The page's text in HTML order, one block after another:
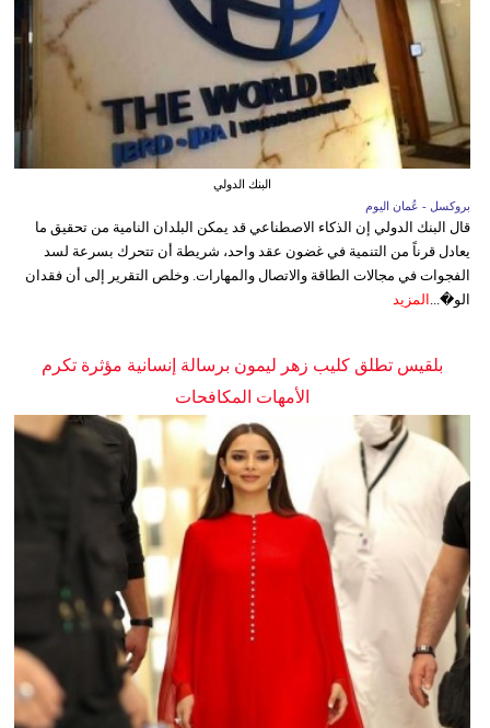
البنك الدولي
بروكسل - عُمان اليوم
قال البنك الدولي إن الذكاء الاصطناعي قد يمكن البلدان النامية من تحقيق ما
يعادل قرناً من التنمية في غضون عقد واحد، شريطة أن تتحرك بسرعة لسد
الفجوات في مجالات الطاقة والاتصال والمهارات. وخلص التقرير إلى أن فقدان
الو�...
المزيد
بلقيس تطلق كليب زهر ليمون برسالة إنسانية مؤثرة تكرم
الأمهات المكافحات